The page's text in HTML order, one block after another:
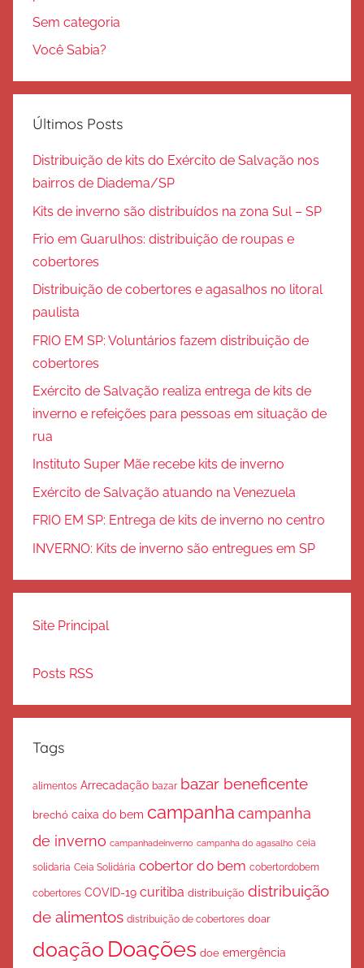
Sem categoria
Você Sabia?
Últimos Posts
Distribuição de kits do Exército de Salvação nos
bairros de Diadema/SP
Kits de inverno são distribuídos na zona Sul – SP
Frio em Guarulhos: distribuição de roupas e
cobertores
Distribuição de cobertores e agasalhos no litoral
paulista
FRIO EM SP: Voluntários fazem distribuição de
cobertores
Exército de Salvação realiza entrega de kits de
inverno e refeições para pessoas em situação de
rua
Instituto Super Mãe recebe kits de inverno
Exército de Salvação atuando na Venezuela
FRIO EM SP: Entrega de kits de inverno no centro
INVERNO: Kits de inverno são entregues em SP
Site Principal
Posts RSS
Tags
alimentos Arrecadação bazar bazar beneficente
brechó caixa do bem campanha campanha
de inverno campanhadeinverno campanha do agasalho ceia
solidaria Ceia Solidária cobertor do bem cobertordobem
cobertores COVID-19 curitiba distribuição distribuição
de alimentos distribuição de cobertores doar
doação Doações doe emergência